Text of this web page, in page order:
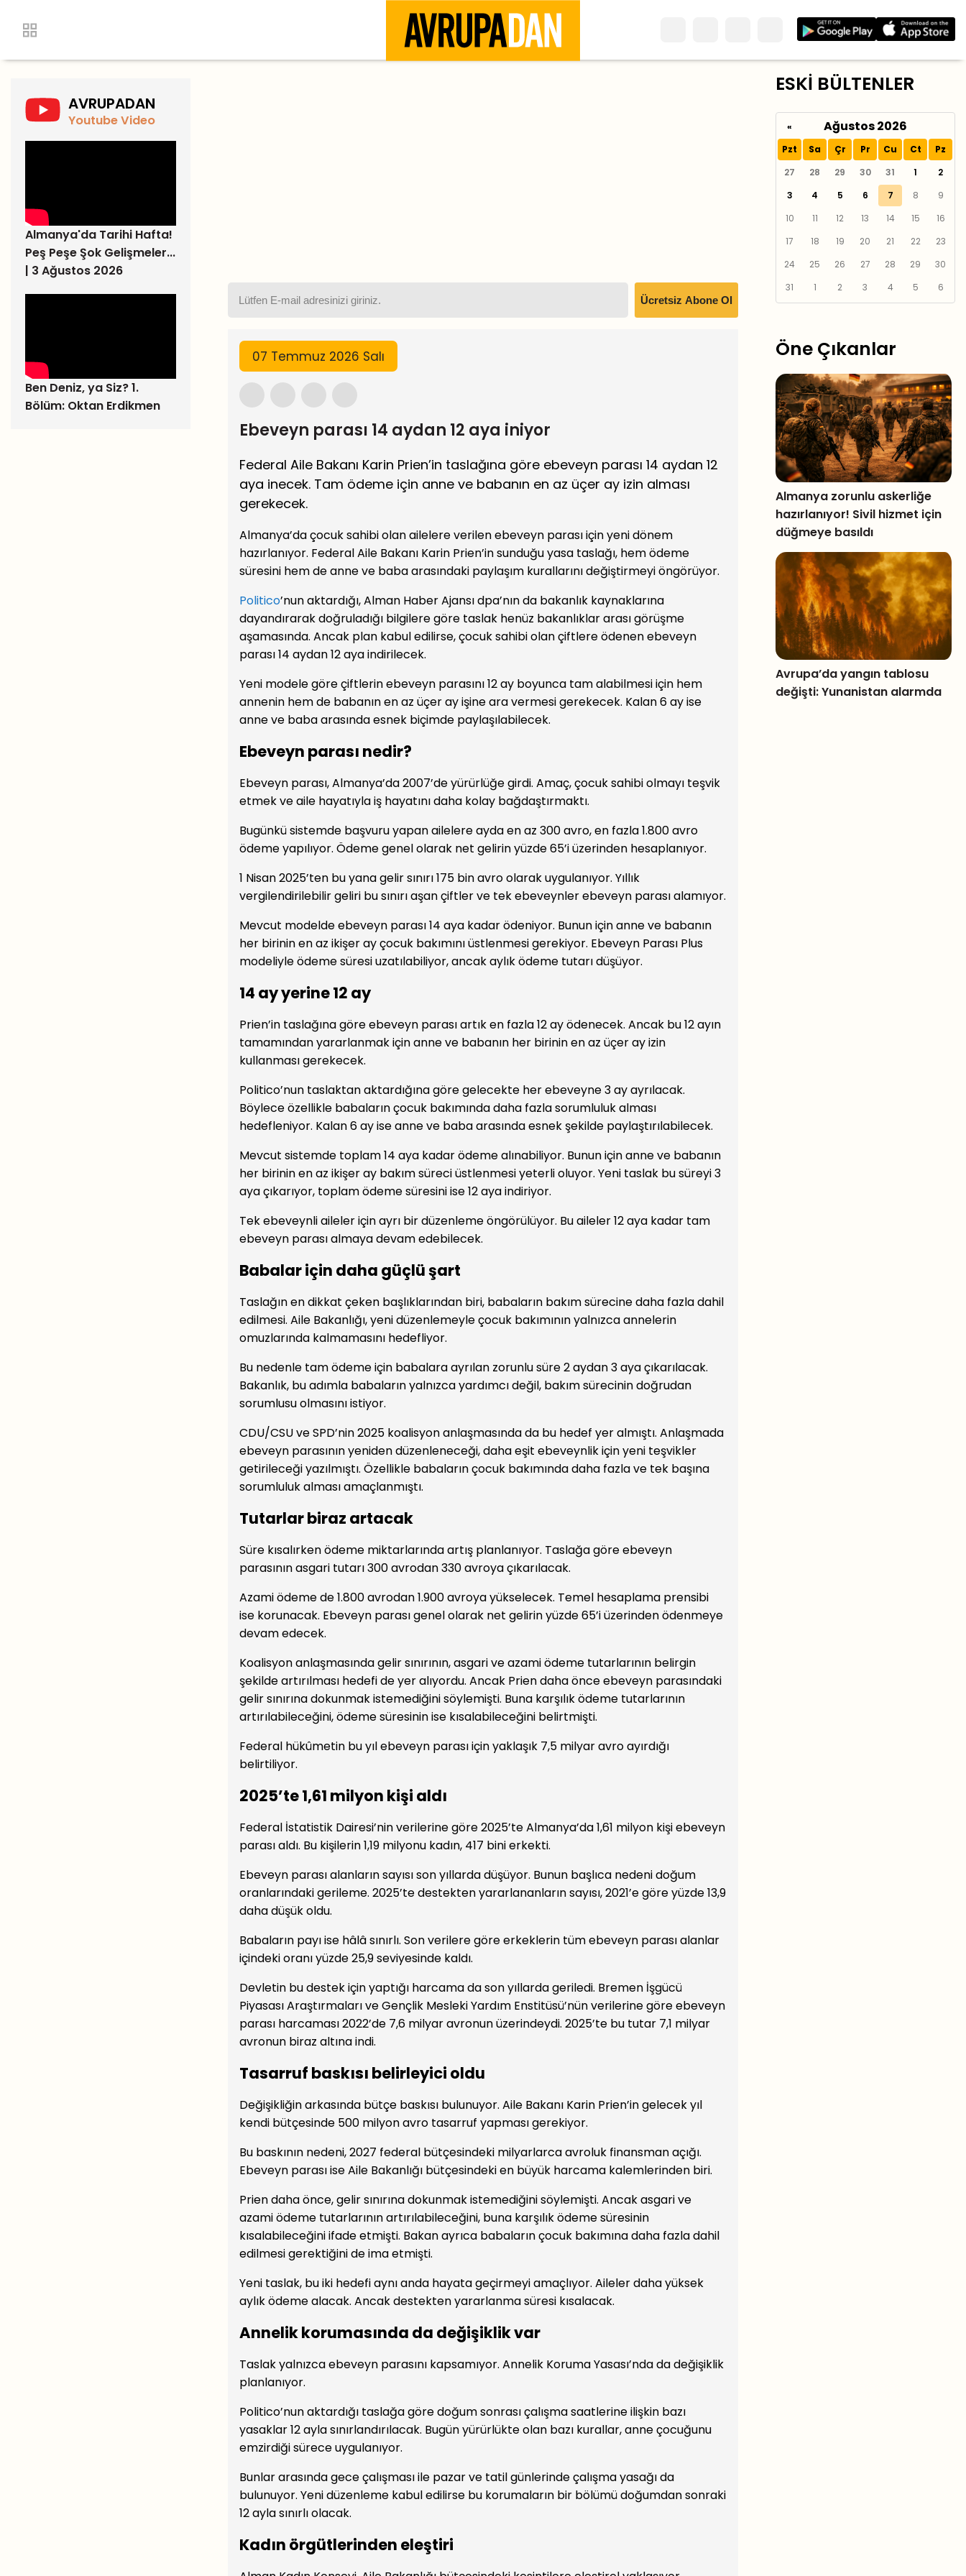
AVRUPADAN
Youtube Video
Almanya'da Tarihi Hafta!
Peş Peşe Şok Gelişmeler...
| 3 Ağustos 2026
Ben Deniz, ya Siz? 1.
Bölüm: Oktan Erdikmen
07 Temmuz 2026 Salı
Ebeveyn parası 14 aydan 12 aya iniyor
Federal Aile Bakanı Karin Prien’in taslağına göre ebeveyn parası 14 aydan 12
aya inecek. Tam ödeme için anne ve babanın en az üçer ay izin alması
gerekecek.
Almanya’da çocuk sahibi olan ailelere verilen ebeveyn parası için yeni dönem
hazırlanıyor. Federal Aile Bakanı Karin Prien’in sunduğu yasa taslağı, hem ödeme
süresini hem de anne ve baba arasındaki paylaşım kurallarını değiştirmeyi öngörüyor.
Politico’nun aktardığı, Alman Haber Ajansı dpa’nın da bakanlık kaynaklarına
dayandırarak doğruladığı bilgilere göre taslak henüz bakanlıklar arası görüşme
aşamasında. Ancak plan kabul edilirse, çocuk sahibi olan çiftlere ödenen ebeveyn
parası 14 aydan 12 aya indirilecek.
Yeni modele göre çiftlerin ebeveyn parasını 12 ay boyunca tam alabilmesi için hem
annenin hem de babanın en az üçer ay işine ara vermesi gerekecek. Kalan 6 ay ise
anne ve baba arasında esnek biçimde paylaşılabilecek.
Ebeveyn parası nedir?
Ebeveyn parası, Almanya’da 2007’de yürürlüğe girdi. Amaç, çocuk sahibi olmayı teşvik
etmek ve aile hayatıyla iş hayatını daha kolay bağdaştırmaktı.
Bugünkü sistemde başvuru yapan ailelere ayda en az 300 avro, en fazla 1.800 avro
ödeme yapılıyor. Ödeme genel olarak net gelirin yüzde 65’i üzerinden hesaplanıyor.
1 Nisan 2025’ten bu yana gelir sınırı 175 bin avro olarak uygulanıyor. Yıllık
vergilendirilebilir geliri bu sınırı aşan çiftler ve tek ebeveynler ebeveyn parası alamıyor.
Mevcut modelde ebeveyn parası 14 aya kadar ödeniyor. Bunun için anne ve babanın
her birinin en az ikişer ay çocuk bakımını üstlenmesi gerekiyor. Ebeveyn Parası Plus
modeliyle ödeme süresi uzatılabiliyor, ancak aylık ödeme tutarı düşüyor.
14 ay yerine 12 ay
Prien’in taslağına göre ebeveyn parası artık en fazla 12 ay ödenecek. Ancak bu 12 ayın
tamamından yararlanmak için anne ve babanın her birinin en az üçer ay izin
kullanması gerekecek.
Politico’nun taslaktan aktardığına göre gelecekte her ebeveyne 3 ay ayrılacak.
Böylece özellikle babaların çocuk bakımında daha fazla sorumluluk alması
hedefleniyor. Kalan 6 ay ise anne ve baba arasında esnek şekilde paylaştırılabilecek.
Mevcut sistemde toplam 14 aya kadar ödeme alınabiliyor. Bunun için anne ve babanın
her birinin en az ikişer ay bakım süreci üstlenmesi yeterli oluyor. Yeni taslak bu süreyi 3
aya çıkarıyor, toplam ödeme süresini ise 12 aya indiriyor.
Tek ebeveynli aileler için ayrı bir düzenleme öngörülüyor. Bu aileler 12 aya kadar tam
ebeveyn parası almaya devam edebilecek.
Babalar için daha güçlü şart
Taslağın en dikkat çeken başlıklarından biri, babaların bakım sürecine daha fazla dahil
edilmesi. Aile Bakanlığı, yeni düzenlemeyle çocuk bakımının yalnızca annelerin
omuzlarında kalmamasını hedefliyor.
Bu nedenle tam ödeme için babalara ayrılan zorunlu süre 2 aydan 3 aya çıkarılacak.
Bakanlık, bu adımla babaların yalnızca yardımcı değil, bakım sürecinin doğrudan
sorumlusu olmasını istiyor.
CDU/CSU ve SPD’nin 2025 koalisyon anlaşmasında da bu hedef yer almıştı. Anlaşmada
ebeveyn parasının yeniden düzenleneceği, daha eşit ebeveynlik için yeni teşvikler
getirileceği yazılmıştı. Özellikle babaların çocuk bakımında daha fazla ve tek başına
sorumluluk alması amaçlanmıştı.
Tutarlar biraz artacak
Süre kısalırken ödeme miktarlarında artış planlanıyor. Taslağa göre ebeveyn
parasının asgari tutarı 300 avrodan 330 avroya çıkarılacak.
Azami ödeme de 1.800 avrodan 1.900 avroya yükselecek. Temel hesaplama prensibi
ise korunacak. Ebeveyn parası genel olarak net gelirin yüzde 65’i üzerinden ödenmeye
devam edecek.
Koalisyon anlaşmasında gelir sınırının, asgari ve azami ödeme tutarlarının belirgin
şekilde artırılması hedefi de yer alıyordu. Ancak Prien daha önce ebeveyn parasındaki
gelir sınırına dokunmak istemediğini söylemişti. Buna karşılık ödeme tutarlarının
artırılabileceğini, ödeme süresinin ise kısalabileceğini belirtmişti.
Federal hükûmetin bu yıl ebeveyn parası için yaklaşık 7,5 milyar avro ayırdığı
belirtiliyor.
2025’te 1,61 milyon kişi aldı
Federal İstatistik Dairesi’nin verilerine göre 2025’te Almanya’da 1,61 milyon kişi ebeveyn
parası aldı. Bu kişilerin 1,19 milyonu kadın, 417 bini erkekti.
Ebeveyn parası alanların sayısı son yıllarda düşüyor. Bunun başlıca nedeni doğum
oranlarındaki gerileme. 2025’te destekten yararlananların sayısı, 2021’e göre yüzde 13,9
daha düşük oldu.
Babaların payı ise hâlâ sınırlı. Son verilere göre erkeklerin tüm ebeveyn parası alanlar
içindeki oranı yüzde 25,9 seviyesinde kaldı.
Devletin bu destek için yaptığı harcama da son yıllarda geriledi. Bremen İşgücü
Piyasası Araştırmaları ve Gençlik Mesleki Yardım Enstitüsü’nün verilerine göre ebeveyn
parası harcaması 2022’de 7,6 milyar avronun üzerindeydi. 2025’te bu tutar 7,1 milyar
avronun biraz altına indi.
Tasarruf baskısı belirleyici oldu
Değişikliğin arkasında bütçe baskısı bulunuyor. Aile Bakanı Karin Prien’in gelecek yıl
kendi bütçesinde 500 milyon avro tasarruf yapması gerekiyor.
Bu baskının nedeni, 2027 federal bütçesindeki milyarlarca avroluk finansman açığı.
Ebeveyn parası ise Aile Bakanlığı bütçesindeki en büyük harcama kalemlerinden biri.
Prien daha önce, gelir sınırına dokunmak istemediğini söylemişti. Ancak asgari ve
azami ödeme tutarlarının artırılabileceğini, buna karşılık ödeme süresinin
kısalabileceğini ifade etmişti. Bakan ayrıca babaların çocuk bakımına daha fazla dahil
edilmesi gerektiğini de ima etmişti.
Yeni taslak, bu iki hedefi aynı anda hayata geçirmeyi amaçlıyor. Aileler daha yüksek
aylık ödeme alacak. Ancak destekten yararlanma süresi kısalacak.
Annelik korumasında da değişiklik var
Taslak yalnızca ebeveyn parasını kapsamıyor. Annelik Koruma Yasası’nda da değişiklik
planlanıyor.
Politico’nun aktardığı taslağa göre doğum sonrası çalışma saatlerine ilişkin bazı
yasaklar 12 ayla sınırlandırılacak. Bugün yürürlükte olan bazı kurallar, anne çocuğunu
emzirdiği sürece uygulanıyor.
Bunlar arasında gece çalışması ile pazar ve tatil günlerinde çalışma yasağı da
bulunuyor. Yeni düzenleme kabul edilirse bu korumaların bir bölümü doğumdan sonraki
12 ayla sınırlı olacak.
Kadın örgütlerinden eleştiri
ESKİ BÜLTENLER
« Ağustos 2026
Pzt Sa Çr Pr Cu Ct
Pz
27
28 29 30 31 1
2
3
4 5 6 7 8
9
10
11 12 13 14 15
16
17
18 19 20 21 22
23
24
25 26 27 28 29
30
31
1 2 3 4 5 6
Öne Çıkanlar
Almanya zorunlu askerliğe
hazırlanıyor! Sivil hizmet için
düğmeye basıldı
Avrupa’da yangın tablosu
değişti: Yunanistan alarmda